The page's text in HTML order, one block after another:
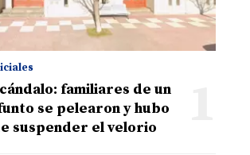
familiares de un
se pelearon y hubo
suspender el velorio